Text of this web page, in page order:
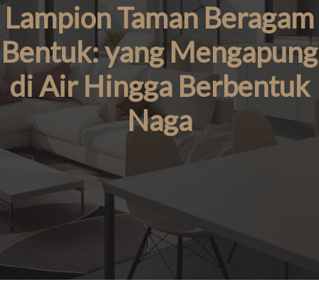
Lampion Taman Beragam
Bentuk: yang Mengapung
di Air Hingga Berbentuk
Naga